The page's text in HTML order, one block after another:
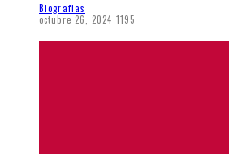
Biografias
octubre 26, 2024 1195